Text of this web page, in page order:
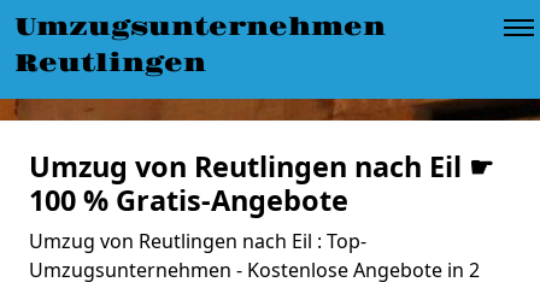
Umzugsunternehmen
Reutlingen
Umzug von Reutlingen nach Eil ☛
100 % Gratis-Angebote
Umzug von Reutlingen nach Eil : Top-
Umzugsunternehmen - Kostenlose Angebote in 2